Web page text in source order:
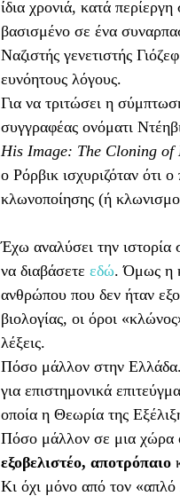
ίδια χρονιά, κατά
βασισμένο σε ένα
Ναζιστής γενετιστής
ευνόητους λόγους.
Για να τριτώσει η
συγγραφέας ονόματι
His Image: The Cloning of
ο Ρόρβικ ισχυριζόταν ότι
κλωνοποίησης (ή
Έχω αναλύσει την
να διαβάσετε εδώ. Όμως η
ανθρώπου που δεν ήταν
βιολογίας, οι όροι
λέξεις.
Πόσο μάλλον στην
για επιστημονικά
οποία η Θεωρία της
Πόσο μάλλον σε μια χώρα
εξοβελιστέο, αποτρόπαιο
Κι όχι μόνο από τον